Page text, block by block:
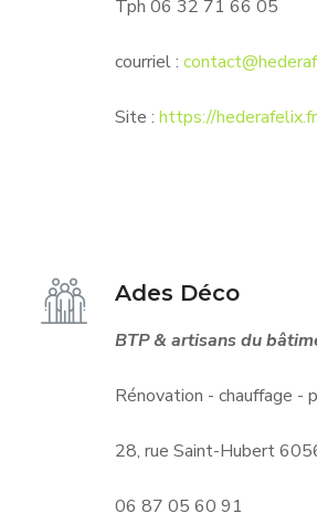
Tph 06 32 71 66 05
courriel :
Site :https://hederafelix.fr
Ades Déco
BTP & artisans du
Rénovation - chauffage -
28, rue Saint-Hubert
06 87 05 60 91